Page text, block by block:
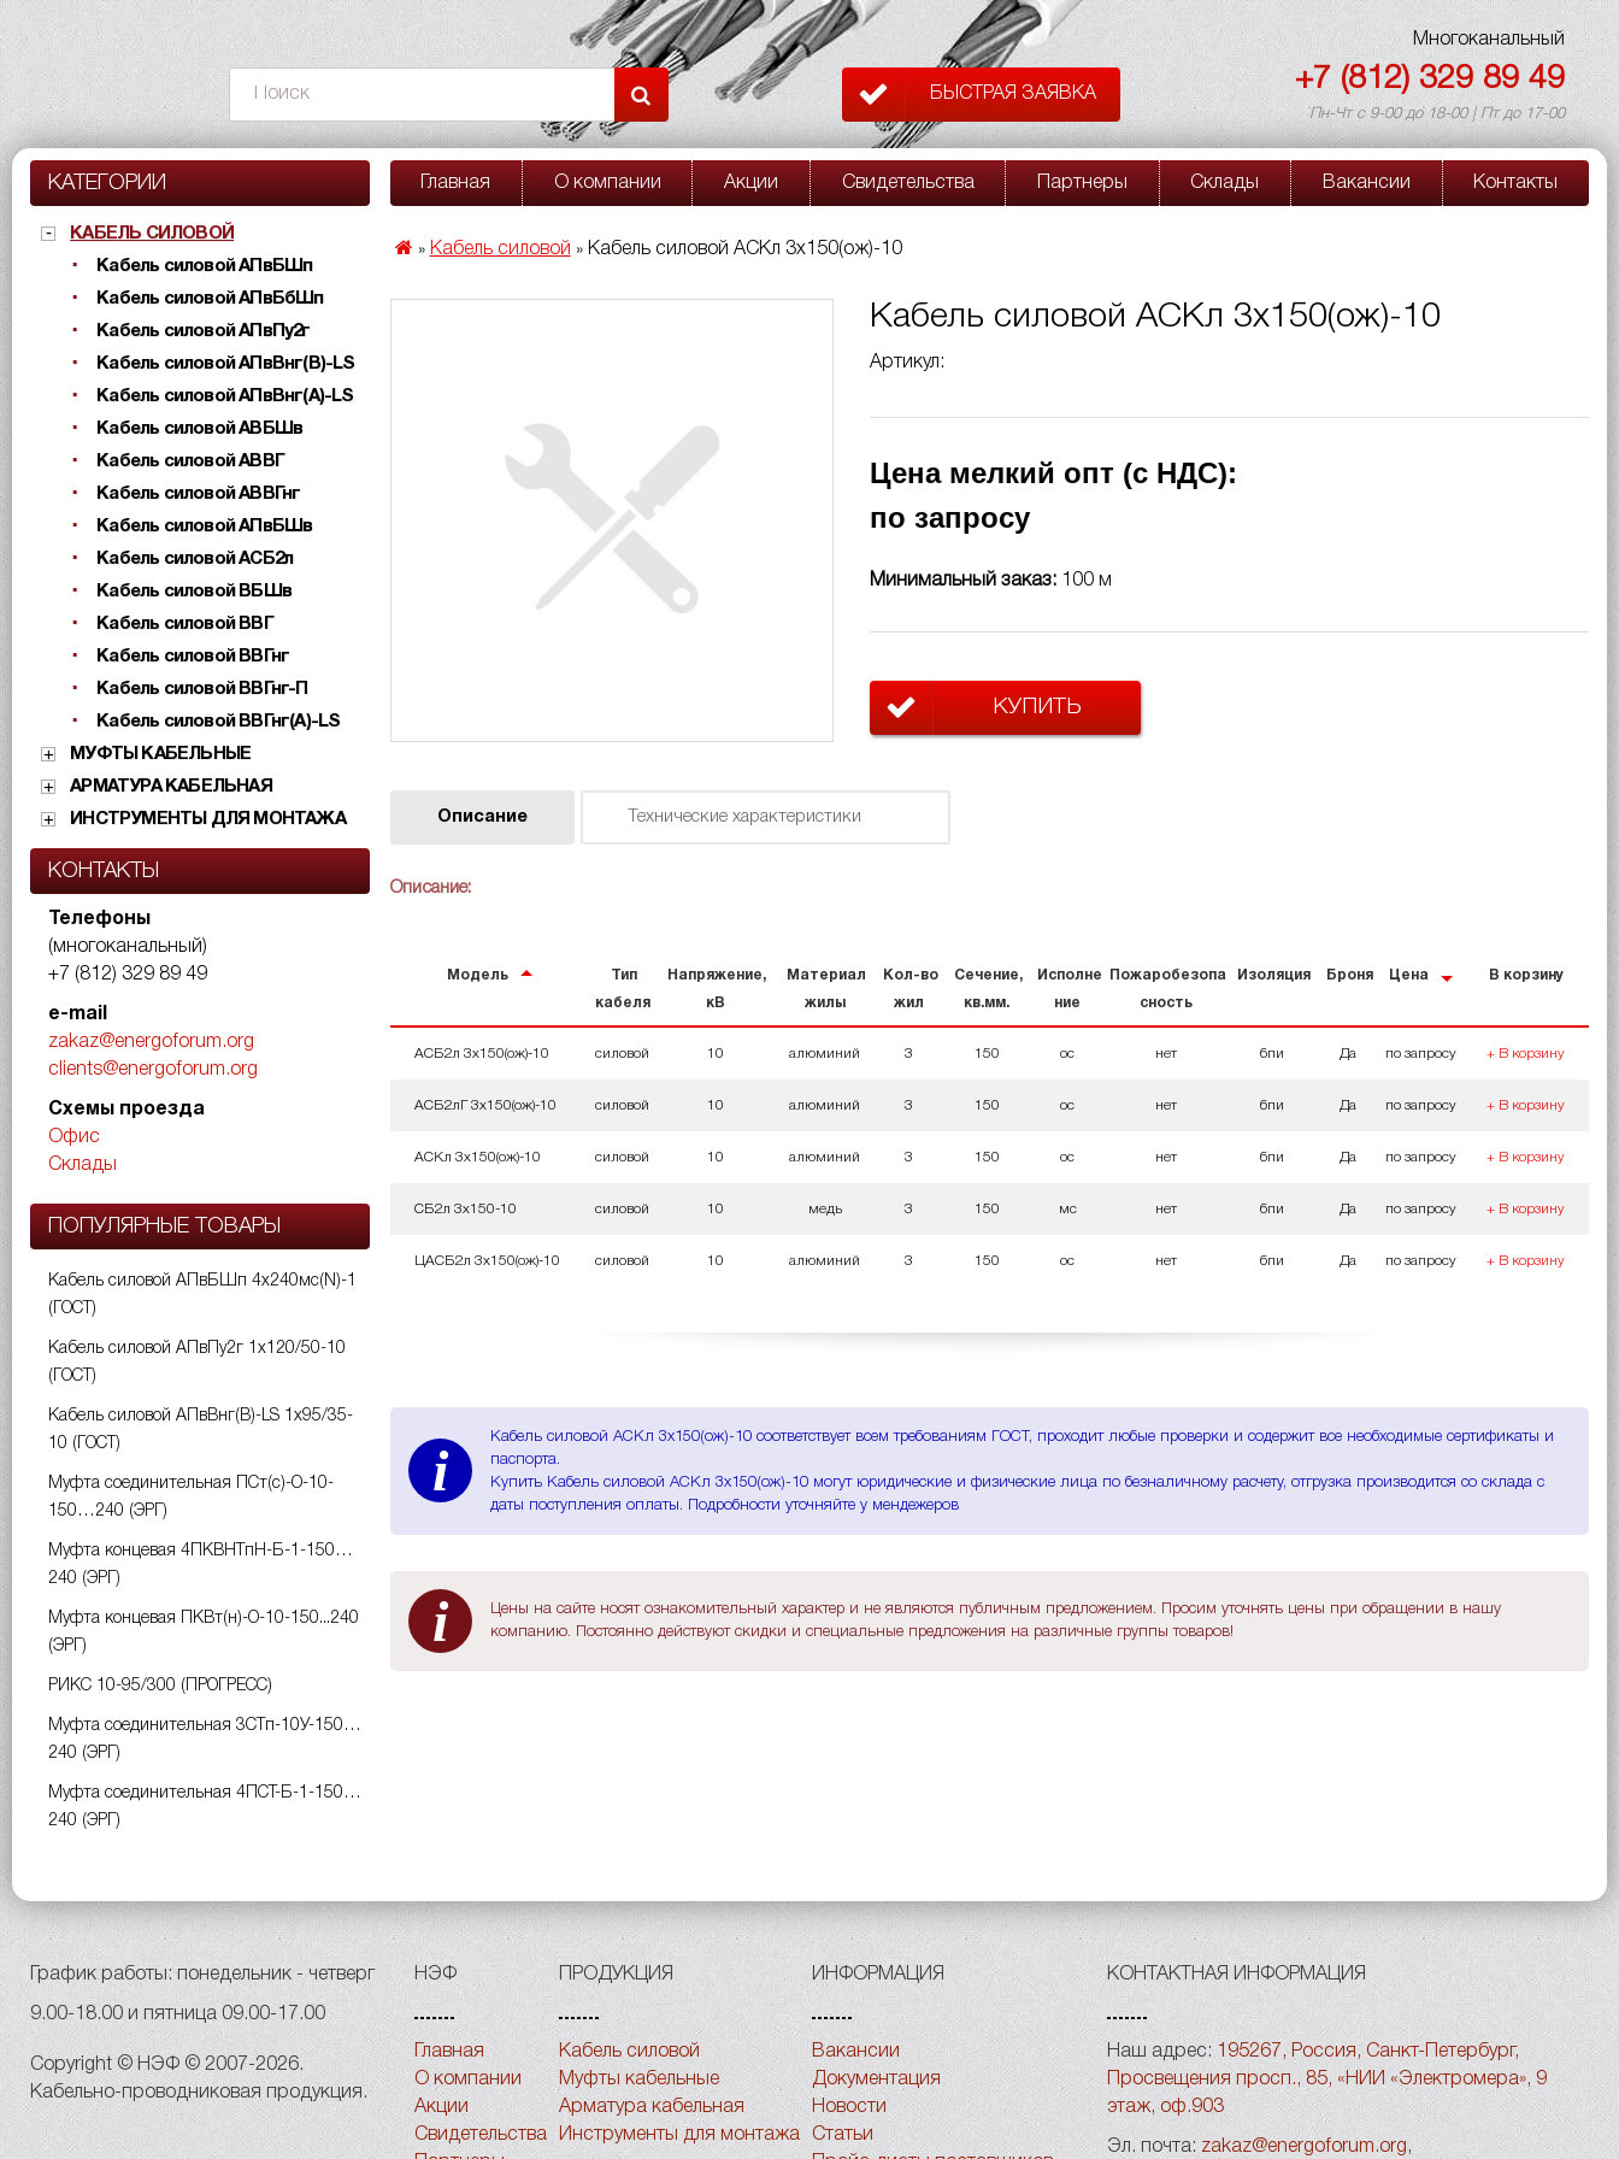
БЫСТРАЯ ЗАЯВКА
Многоканальный
+7 (812) 329 89 49
Пн-Чт с 9-00 до 18-00 | Пт до 17-00
КАТЕГОРИИ
КАБЕЛЬ СИЛОВОЙ
Кабель силовой АПвБШп
Кабель силовой АПвБбШп
Кабель силовой АПвПу2г
Кабель силовой АПвВнг(B)-LS
Кабель силовой АПвВнг(A)-LS
Кабель силовой АВБШв
Кабель силовой АВВГ
Кабель силовой АВВГнг
Кабель силовой АПвБШв
Кабель силовой АСБ2л
Кабель силовой ВБШв
Кабель силовой ВВГ
Кабель силовой ВВГнг
Кабель силовой ВВГнг-П
Кабель силовой ВВГнг(А)-LS
МУФТЫ КАБЕЛЬНЫЕ
АРМАТУРА КАБЕЛЬНАЯ
ИНСТРУМЕНТЫ ДЛЯ МОНТАЖА
КОНТАКТЫ
Телефоны
(многоканальный)
+7 (812) 329 89 49
e-mail
zakaz@energoforum.org
clients@energoforum.org
Схемы проезда
Офис
Склады
ПОПУЛЯРНЫЕ ТОВАРЫ
Кабель силовой АПвБШп 4х240мс(N)-1
(ГОСТ)
Кабель силовой АПвПу2г 1х120/50-10
(ГОСТ)
Кабель силовой АПвВнг(B)-LS 1х95/35-
10 (ГОСТ)
Муфта соединительная ПСт(с)-О-10-
150…240 (ЭРГ)
Муфта концевая 4ПКВНТпН-Б-1-150…
240 (ЭРГ)
Муфта концевая ПКВт(н)-О-10-150...240
(ЭРГ)
РИКС 10-95/300 (ПРОГРЕСС)
Муфта соединительная 3СТп-10У-150…
240 (ЭРГ)
Муфта соединительная 4ПСТ-Б-1-150…
240 (ЭРГ)
Главная О компании Акции Свидетельства Партнеры Склады Вакансии Контакты
» Кабель силовой » Кабель силовой АСКл 3х150(ож)-10
Кабель силовой АСКл 3х150(ож)-10
Артикул:
Цена мелкий опт (с НДС):
по запросу
Минимальный заказ: 100 м
КУПИТЬ
Описание Технические характеристики
Описание:
Модель Тип
кабеля
Напряжение,
кВ
Материал
жилы
Кол-во
жил
Сечение,
кв.мм.
Исполне
ние
Пожаробезопа
сность
Изоляция Броня Цена В корзину
АСБ2л 3х150(ож)-10 силовой 10 алюминий 3 150 ос нет бпи Да по запросу + В корзину
АСБ2лГ 3х150(ож)-10 силовой 10 алюминий 3 150 ос нет бпи Да по запросу + В корзину
АСКл 3х150(ож)-10 силовой 10 алюминий 3 150 ос нет бпи Да по запросу + В корзину
СБ2л 3х150-10 силовой 10 медь 3 150 мс нет бпи Да по запросу + В корзину
ЦАСБ2л 3х150(ож)-10 силовой 10 алюминий 3 150 ос нет бпи Да по запросу + В корзину
i
Кабель силовой АСКл 3х150(ож)-10 соответствует всем требованиям ГОСТ, проходит любые проверки и содержит все необходимые сертификаты и
паспорта.
Купить Кабель силовой АСКл 3х150(ож)-10 могут юридические и физические лица по безналичному расчету, отгрузка производится со склада с
даты поступления оплаты. Подробности уточняйте у мендежеров
i
Цены на сайте носят ознакомительный характер и не являются публичным предложением. Просим уточнять цены при обращении в нашу
компанию. Постоянно действуют скидки и специальные предложения на различные группы товаров!
НЭФ
Главная
О компании
Акции
Свидетельства
ПРОДУКЦИЯ
Кабель силовой
Муфты кабельные
Арматура кабельная
Инструменты для монтажа
ИНФОРМАЦИЯ
Вакансии
Документация
Новости
Статьи
КОНТАКТНАЯ ИНФОРМАЦИЯ
Наш адрес: 195267, Россия, Санкт-Петербург,
Просвещения просп., 85, «НИИ «Электромера», 9
этаж, оф.903
Эл. почта: zakaz@energoforum.org ,
График работы: понедельник - четверг
9.00-18.00 и пятница 09.00-17.00
Copyright © НЭФ © 2007-2026.
Кабельно-проводниковая продукция.